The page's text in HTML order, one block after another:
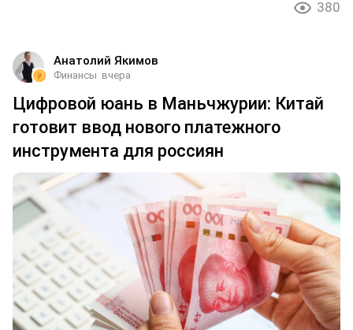
380
Анатолий Якимов
Финансы вчера
Цифровой юань в Маньчжурии: Китай
готовит ввод нового платежного
инструмента для россиян